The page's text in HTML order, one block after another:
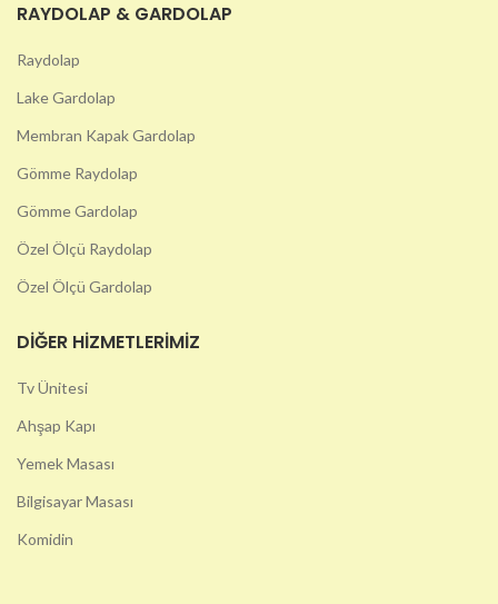
RAYDOLAP & GARDOLAP
Raydolap
Lake Gardolap
Membran Kapak Gardolap
Gömme Raydolap
Gömme Gardolap
Özel Ölçü Raydolap
Özel Ölçü Gardolap
DIĞER HIZMETLERIMIZ
Tv Ünitesi
Ahşap Kapı
Yemek Masası
Bilgisayar Masası
Komidin